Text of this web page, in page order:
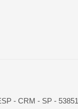
- CRM - SP - 53851